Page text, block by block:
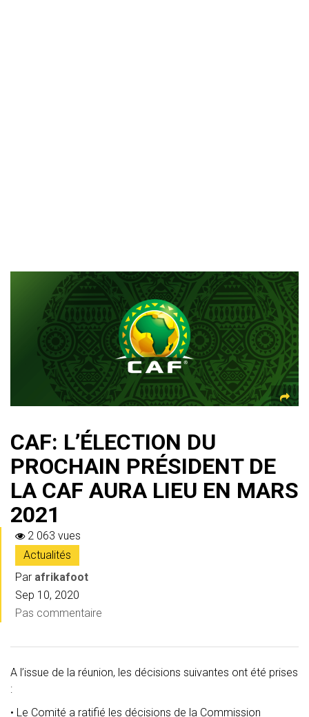
CAF: L’ÉLECTION DU
PROCHAIN PRÉSIDENT DE
LA CAF AURA LIEU EN MARS
2021
2 063 vues
Actualités
Par afrikafoot
Sep 10, 2020
Pas commentaire
A l’issue de la réunion, les décisions suivantes ont été prises
:
• Le Comité a ratifié les décisions de la Commission